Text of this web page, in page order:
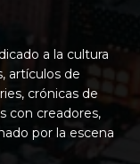
a la cultura
artículos de
crónicas de
con creadores,
por la escena